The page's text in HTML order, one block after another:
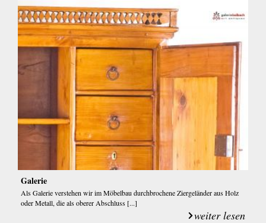
Galerie
Als Galerie verstehen wir im Möbelbau durchbrochene Ziergeländer aus Holz
oder Metall, die als oberer Abschluss [...]
weiter lesen